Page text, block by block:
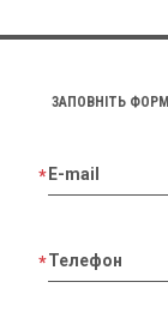
ЗАПОВНІТЬ
E-mail
Телефон